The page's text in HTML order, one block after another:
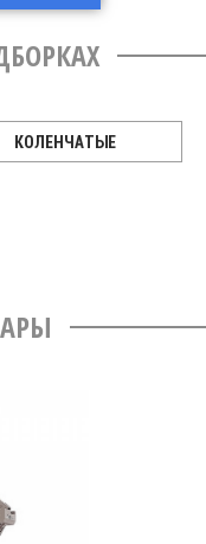
КОЛЕНЧАТЫЕ